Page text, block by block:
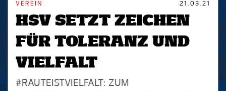
VEREIN 21.03.21
HSV SETZT ZEICHEN
FÜR TOLERANZ UND
VIELFALT
#RAUTEISTVIELFALT: ZUM